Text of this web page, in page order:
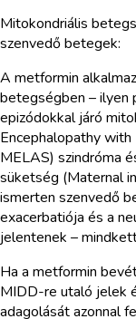
Mitokondriális
szenvedő betegek:
A metformin
betegségben – ilyen
epizódokkal járó
Encephalopathy
MELAS) szindróma
süketség (Maternal
ismerten szenvedő
exacerbatiója és a
jelentenek –
Ha a metformin
MIDD-re utaló jelek
adagolását azonnal